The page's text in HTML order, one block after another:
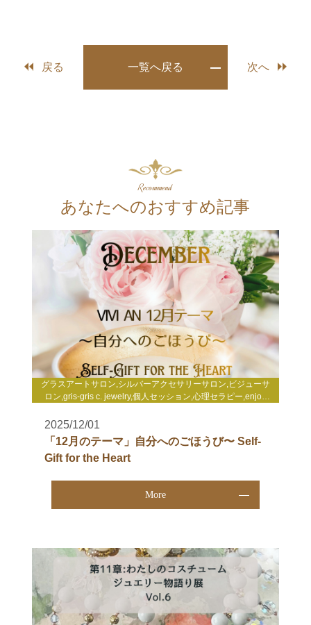
戻る 一覧へ戻る 次へ
Recommend
あなたへのおすすめ記事
グラスアートサロン,シルバーアクセサリーサロン,ビジューサ
ロン,gris-gris c. jewelry,個人セッション,心理セラピー,enjoy
2025/12/01
「12月のテーマ」自分へのごほうび〜 Self-
Gift for the Heart
More